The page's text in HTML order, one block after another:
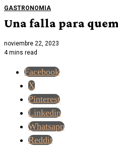
GASTRONOMIA
Una falla para
noviembre 22, 2023
4 mins read
Facebook
X
Pinterest
Linkedin
Whatsapp
Reddit